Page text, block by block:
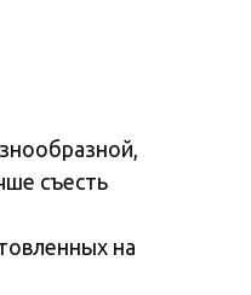
съесть
на